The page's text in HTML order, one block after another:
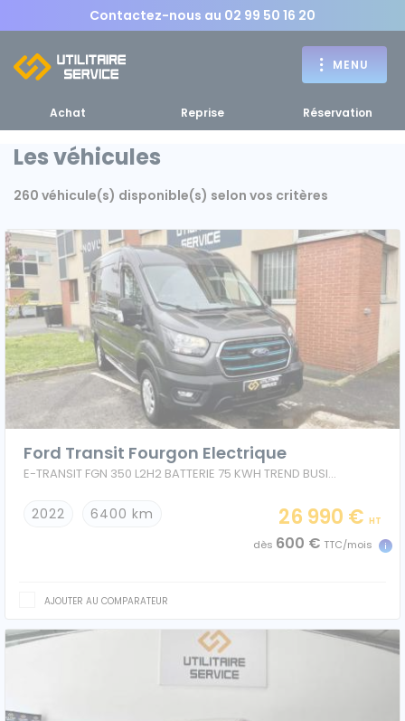
Contactez-nous au 02 99 50 16 20
MENU
RETOUR
MENU
Achat
d'un utilitaire
Fourgons Camionnettes
Bennes, plateaux
spécifiques
up
RETOUR MENU
Achat Reprise Réservation
Les véhicules
260 véhicule(s) disponible(s) selon vos critères
Ford Transit Fourgon Electrique
E-TRANSIT FGN 350 L2H2 BATTERIE 75 KWH TREND BUSINESS
2022 6400 km 26 990 € HT
dès 600 € TTC/mois
AJOUTER AU COMPARATEUR